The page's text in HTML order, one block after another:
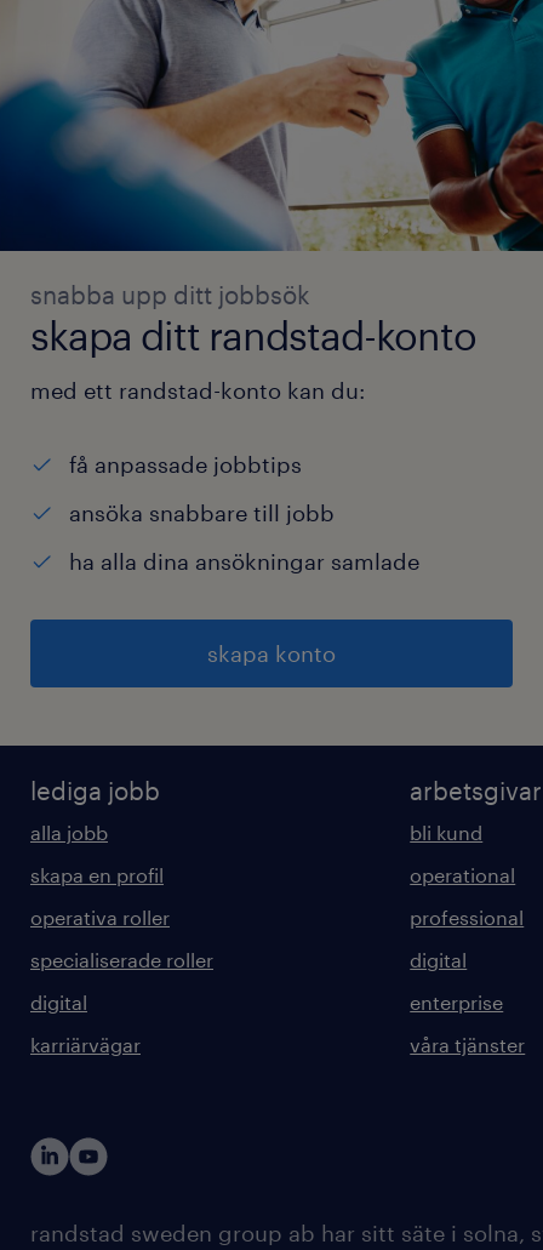
snabba upp ditt jobbsök
skapa ditt randstad-konto
med ett randstad-konto kan du:
få anpassade jobbtips
ansöka snabbare till jobb
ha alla dina ansökningar samlade
skapa konto
lediga jobb
alla jobb
skapa en profil
operativa roller
specialiserade roller
digital
karriärvägar
bli kund
operational
professional
digital
enterprise
våra tjänster
randstad sweden group ab har sitt säte i solna,